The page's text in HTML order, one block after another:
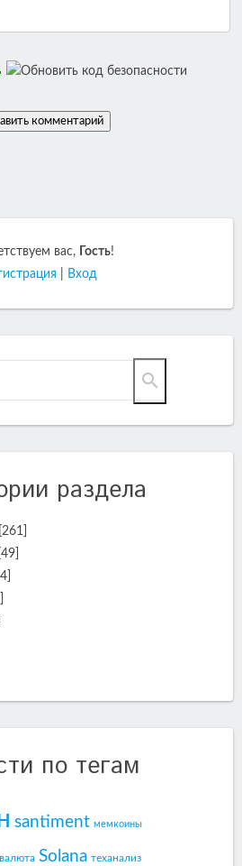
вас, Гость!
Вход
раздела
[261]
[49]
по тегам
santiment мемкоины
Solana теханализ